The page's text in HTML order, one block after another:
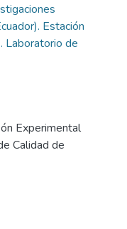
Estación
Laboratorio de
Experimental
Calidad de